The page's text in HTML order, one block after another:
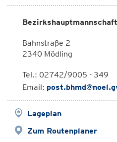
Bahnstraße 2
2340 Mödling
Tel.: 02742/9005 - 349
Email:
Lageplan
Zum Routenplaner